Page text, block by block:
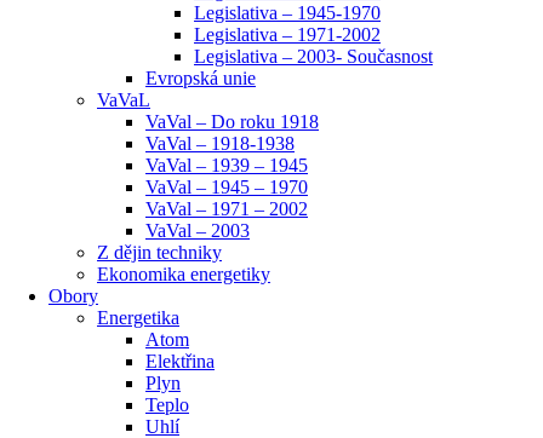
Legislativa – 1945-1970
Legislativa – 1971-2002
Legislativa – 2003- Současnost
Evropská unie
VaVaL
VaVal – Do roku 1918
VaVal – 1918-1938
VaVal – 1939 – 1945
VaVal – 1945 – 1970
VaVal – 1971 – 2002
VaVal – 2003
Z dějin techniky
Ekonomika energetiky
Obory
Energetika
Atom
Elektřina
Plyn
Teplo
Uhlí